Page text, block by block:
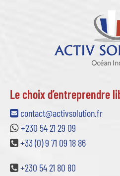
Le choix d’entreprendre
contact@activsolution.fr
+230 54 21 29 09
+33 (0) 9 71 09 18 86
+230 54 21 80 80